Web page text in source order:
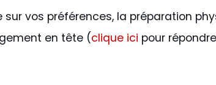
vos préférences, la préparation
en tête (clique ici pour